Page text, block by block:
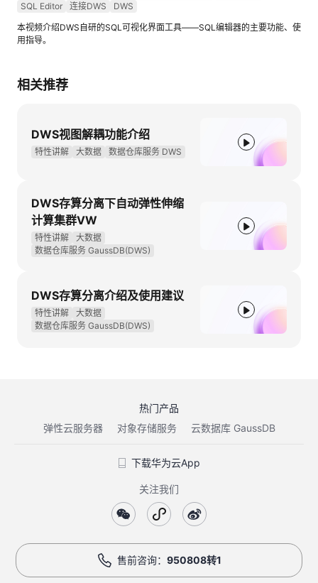
SQL Editor
连接DWS
DWS
本视频介绍DWS自研的SQL可视化界面工具——SQL编辑器的主要功能、使
用指导。
相关推荐
DWS视图解耦功能介绍
特性讲解 大数据 数据仓库服务 DWS
DWS存算分离下自动弹性伸缩
计算集群VW
特性讲解
大数据
数据仓库服务 GaussDB(DWS)
DWS存算分离介绍及使用建议
特性讲解
大数据
数据仓库服务 GaussDB(DWS)
热门产品
弹性云服务器
对象存储服务 云数据库 GaussDB
下载华为云App
关注我们
售前咨询： 950808转1